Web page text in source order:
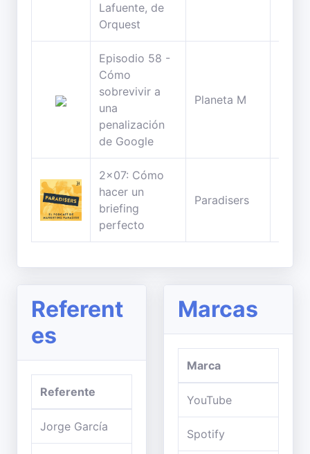
Lafuente, de
Orquest
Episodio 58 -
Cómo
sobrevivir a
una
penalización
de Google
Planeta M
2x07: Cómo
hacer un
briefing
perfecto
Paradisers
Referent
es
Referente
Jorge García
Marcas
Marca
YouTube
Spotify